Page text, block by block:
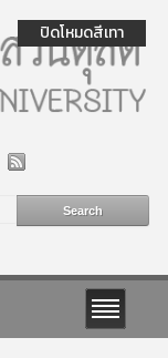
ปิดโหมดสีเทา